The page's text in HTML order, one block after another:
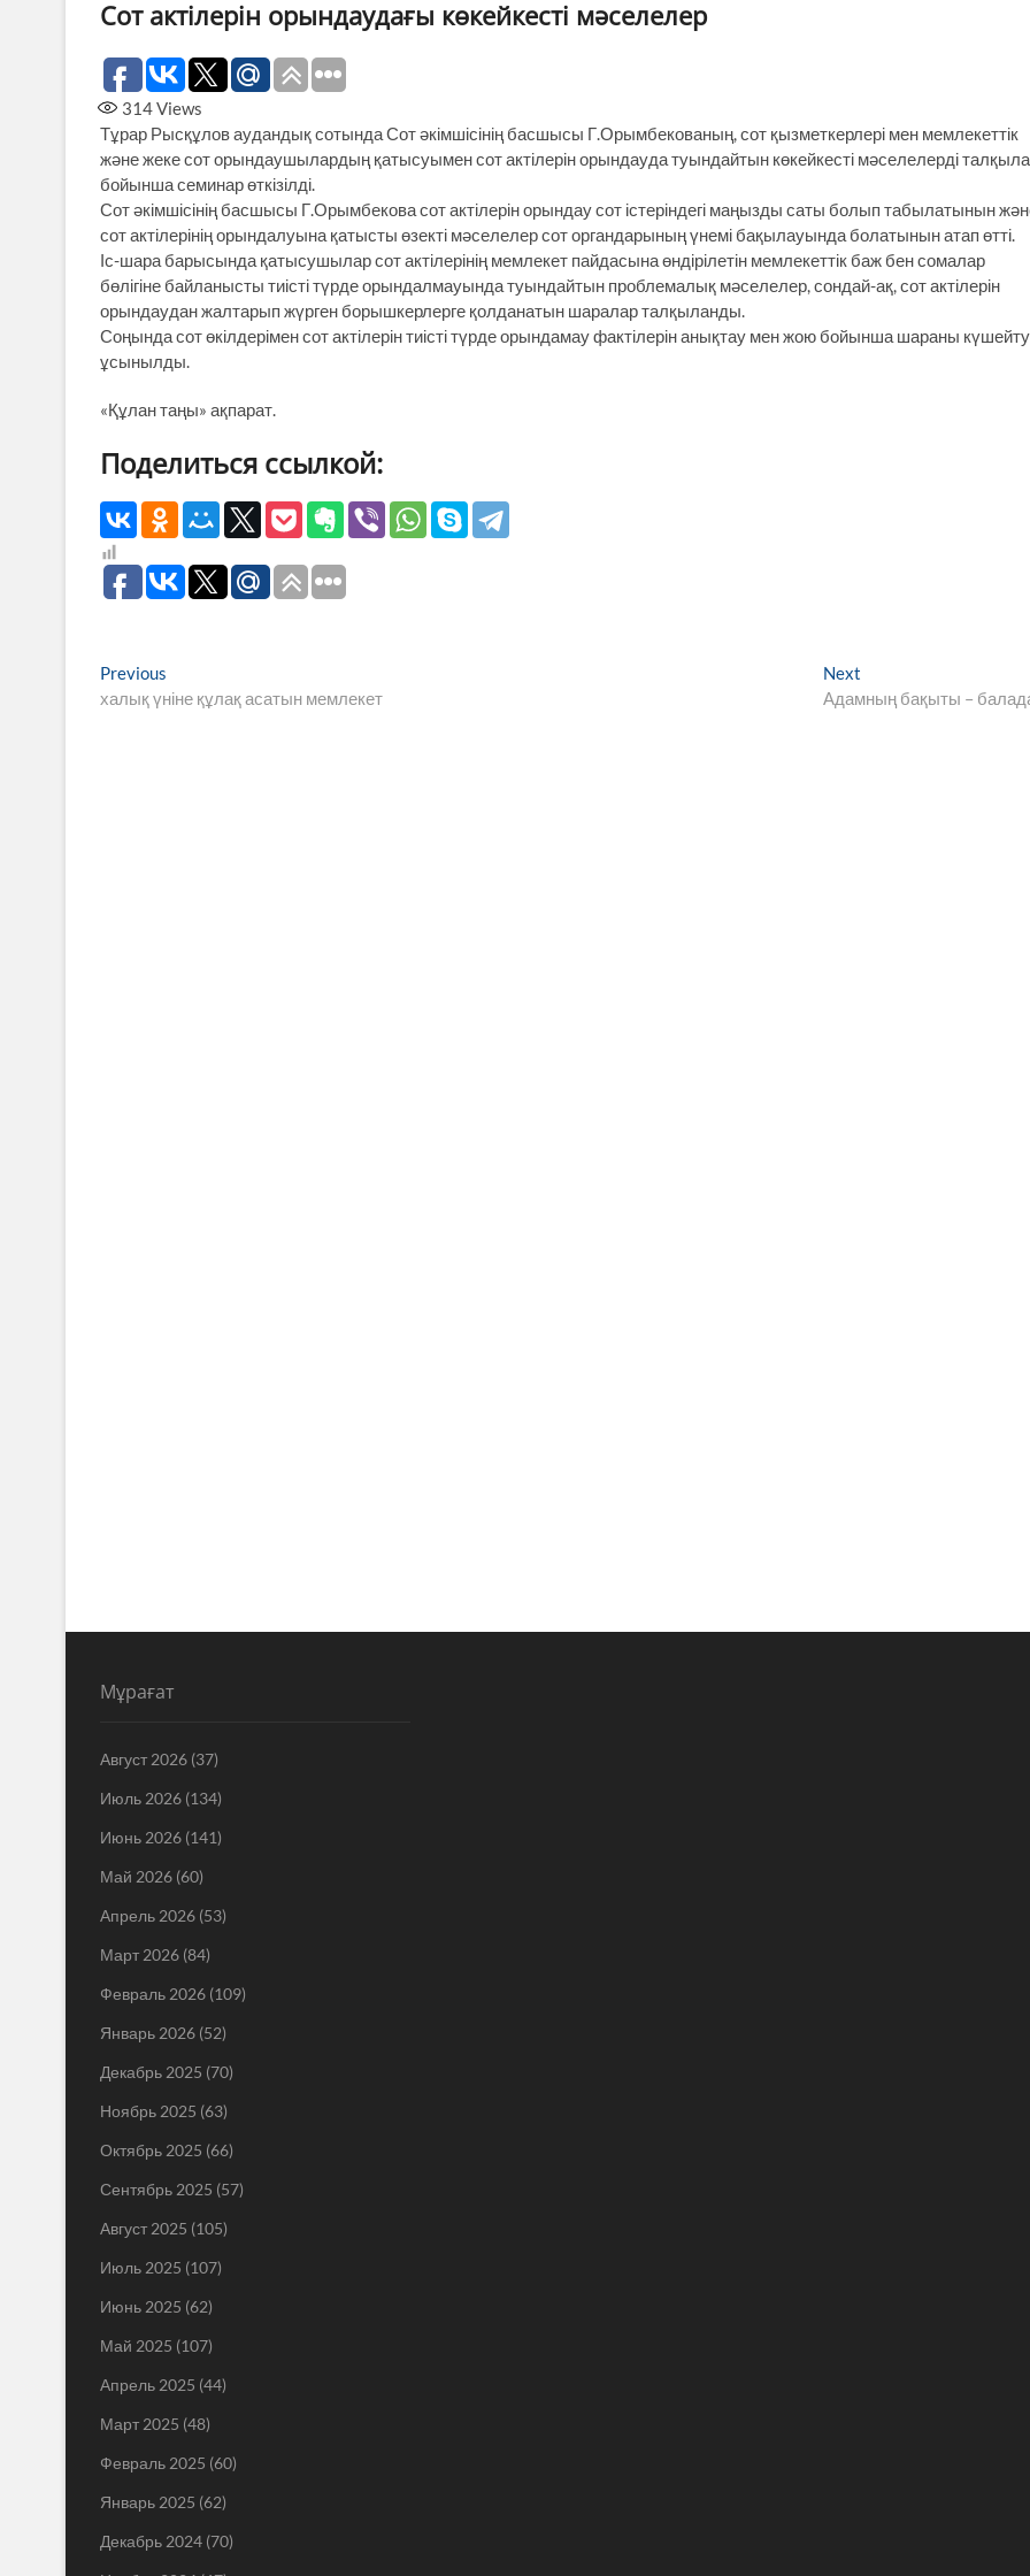
Сот актілерін орындаудағы көкейкесті мәселелер
314Views
Тұрар Рысқұлов аудандық сотында Сот әкімшісінің басшысы Г.Орымбекованың, сот қызметкерлері мен мемлекеттік
және жеке сот орындаушылардың қатысуымен сот актілерін орындауда туындайтын көкейкесті мәселелерді
бойынша семинар өткізілді.
Сот әкімшісінің басшысы Г.Орымбекова сот актілерін орындау сот істеріндегі маңызды саты болып табылатынын
сот актілерінің орындалуына қатысты өзекті мәселелер сот органдарының үнемі бақылауында болатынын атап өтті.
Іс-шара барысында қатысушылар сот актілерінің мемлекет пайдасына өндірілетін мемлекеттік баж бен сомалар
бөлігіне байланысты тиісті түрде орындалмауында туындайтын проблемалық мәселелер, сондай-ақ, сот актілерін
орындаудан жалтарып жүрген борышкерлерге қолданатын шаралар талқыланды.
Соңында сот өкілдерімен сот актілерін тиісті түрде орындамау фактілерін анықтау мен жою бойынша шараны күшейту
ұсынылды.
«Құлан таңы» ақпарат.
Поделиться ссылкой:
Навигация
по
Previous
post:
халық үніне құлақ асатын мемлекет
Next
post:
Адамның бақыты –
Мұрағат
Август 2026 (37)
Июль 2026 (134)
Июнь 2026 (141)
Май 2026 (60)
Апрель 2026 (53)
Март 2026 (84)
Февраль 2026 (109)
Январь 2026 (52)
Декабрь 2025 (70)
Ноябрь 2025 (63)
Октябрь 2025 (66)
Сентябрь 2025 (57)
Август 2025 (105)
Июль 2025 (107)
Июнь 2025 (62)
Май 2025 (107)
Апрель 2025 (44)
Март 2025 (48)
Февраль 2025 (60)
Январь 2025 (62)
Декабрь 2024 (70)